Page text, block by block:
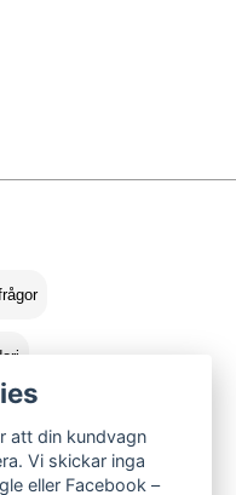
att din kundvagn
Vi skickar inga
eller Facebook –